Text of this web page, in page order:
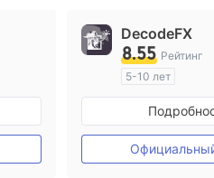
DecodeFX
8.55 Рейтинг
5-10 лет
Регулирование
Маркет-
Основной